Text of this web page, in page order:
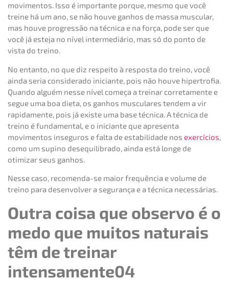
movimentos. Isso é importante porque, mesmo que você
treine há um ano, se não houve ganhos de massa muscular,
mas houve progressão na técnica e na força, pode ser que
você já esteja no nível intermediário, mas só do ponto de
vista do treino.
No entanto, no que diz respeito à resposta do treino, você
ainda seria considerado iniciante, pois não houve hipertrofia.
Quando alguém nesse nível começa a treinar corretamente e
segue uma boa dieta, os ganhos musculares tendem a vir
rapidamente, pois já existe uma base técnica. A técnica de
treino é fundamental, e o iniciante que apresenta
movimentos inseguros e falta de estabilidade nos exercícios,
como um supino desequilibrado, ainda está longe de
otimizar seus ganhos.
Nesse caso, recomenda-se maior frequência e volume de
treino para desenvolver a segurança e a técnica necessárias.
Outra coisa que observo é o
medo que muitos naturais
têm de treinar
intensamente04